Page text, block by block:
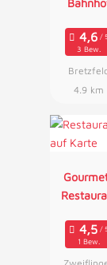
3 Bew.
4.9 km
1 Bew.